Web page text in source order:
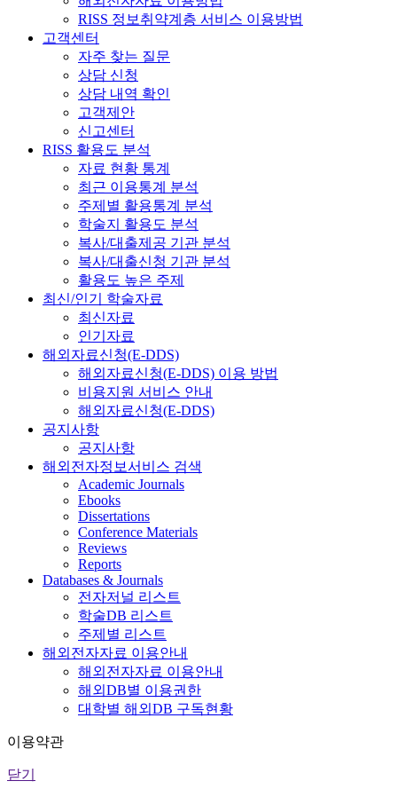
RISS 정보취약계층 서비스 이용방법
고객센터
자주 찾는 질문
상담 신청
상담 내역 확인
고객제안
신고센터
RISS 활용도 분석
자료 현황 통계
최근 이용통계 분석
주제별 활용통계 분석
학술지 활용도 분석
복사/대출제공 기관 분석
복사/대출신청 기관 분석
활용도 높은 주제
최신/인기 학술자료
최신자료
인기자료
해외자료신청(E-DDS)
해외자료신청(E-DDS) 이용 방법
비용지원 서비스 안내
해외자료신청(E-DDS)
공지사항
공지사항
해외전자정보서비스 검색
Academic Journals
Ebooks
Dissertations
Conference Materials
Reviews
Reports
Databases & Journals
전자저널 리스트
학술DB 리스트
주제별 리스트
해외전자자료 이용안내
해외전자자료 이용안내
해외DB별 이용권한
대학별 해외DB 구독현황
이용약관
닫기